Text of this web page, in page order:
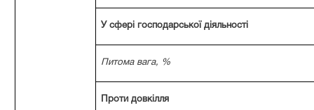
У сфері господарської діяльності
Питома вага, %
Проти довкілля